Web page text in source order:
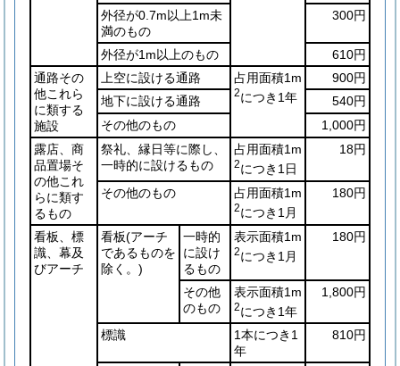
外径が0.7m以上1m未
満のもの
300円
外径が1m以上のもの
610円
通路その
他これら
に類する
施設
上空に設ける通路 占用面積1m
2につき1年
900円
地下に設ける通路
540円
その他のもの
1,000円
露店、商
品置場そ
の他これ
らに類す
るもの
祭礼、縁日等に際し、
一時的に設けるもの
占用面積1m
2につき1日
18円
その他のもの 占用面積1m
2につき1月
180円
看板、標
識、幕及
びアーチ
看板(アーチ
であるものを
除く。)
一時的
に設け
るもの
表示面積1m
2につき1月
180円
その他
のもの
表示面積1m
2につき1年
1,800円
標識
1本につき1
年
810円